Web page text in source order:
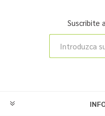
Suscribite